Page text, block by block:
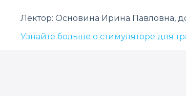
Лектор: Основина Ирина Павловна,
Узнайте больше о стимуляторе для